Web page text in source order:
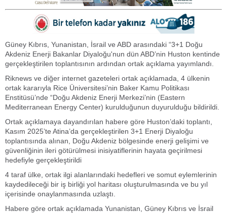
Güney Kıbrıs, Yunanistan, İsrail ve ABD arasındaki “3+1 Doğu
Akdeniz Enerji Bakanlar Diyaloğu'nun dün ABD’nin Huston kentinde
gerçekleştirilen toplantısının ardından ortak açıklama yayımlandı.
Riknews ve diğer internet gazeteleri ortak açıklamada, 4 ülkenin
ortak kararıyla Rice Üniversitesi’nin Baker Kamu Politikası
Enstitüsü’nde “Doğu Akdeniz Enerji Merkezi’nin (Eastern
Mediterranean Energy Center) kurulduğunun duyurulduğu bildirildi.
Ortak açıklamaya dayandırılan habere göre Huston’daki toplantı,
Kasım 2025’te Atina’da gerçekleştirilen 3+1 Enerji Diyaloğu
toplantısında alınan, Doğu Akdeniz bölgesinde enerji gelişimi ve
güvenliğinin ileri götürülmesi inisiyatiflerinin hayata geçirilmesi
hedefiyle gerçekleştirildi
4 taraf ülke, ortak ilgi alanlarındaki hedefleri ve somut eylemlerinin
kaydedileceği bir iş birliği yol haritası oluşturulmasında ve bu yıl
içerisinde onaylanmasında uzlaştı.
Habere göre ortak açıklamada Yunanistan, Güney Kıbrıs ve İsrail